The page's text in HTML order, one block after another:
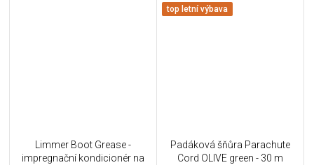
Limmer Boot Grease -
impregnační kondicionér na
top letní výbava
Padáková šňůra Parachute
Cord OLIVE green - 30 m